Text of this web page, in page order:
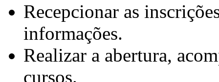
Recepcionar as
informações.
Realizar a abertura,
cursos.